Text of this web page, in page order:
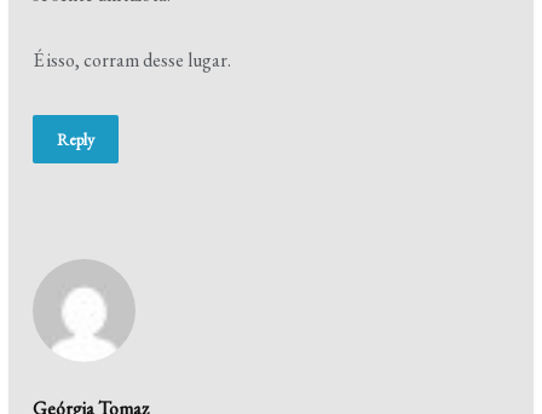
É isso, corram desse lugar.
Reply